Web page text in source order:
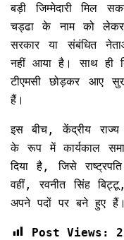
बड़ी जिम्मेदारी मिल
चड्ढा के नाम को
सरकार या संबंधित
नहीं आया है। साथ ही
टीएमसी छोड़कर आए
हैं।
इस बीच, केंद्रीय राज्य
के रूप में कार्यकाल
दिया है, जिसे
वहीं, रवनीत सिंह
अपने पदों पर बने हुए हैं।
Post Views: